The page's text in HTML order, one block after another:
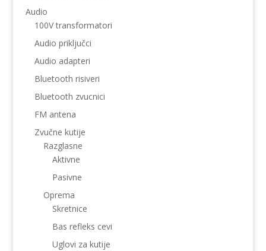
Audio
100V transformatori
Audio priključci
Audio adapteri
Bluetooth risiveri
Bluetooth zvucnici
FM antena
Zvučne kutije
Razglasne
Aktivne
Pasivne
Oprema
Skretnice
Bas refleks cevi
Uglovi za kutije